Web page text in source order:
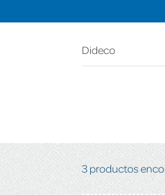
Dideco
3 productos